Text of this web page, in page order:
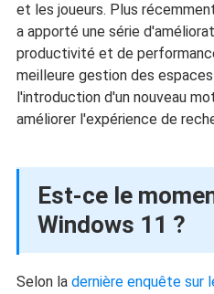
et les joueurs. Plus
a apporté une série
productivité et de
meilleure gestion des
l'introduction d'un nouveau
améliorer l'expérience de
Est-ce le
Windows 11 ?
Selon la dernière enquête sur